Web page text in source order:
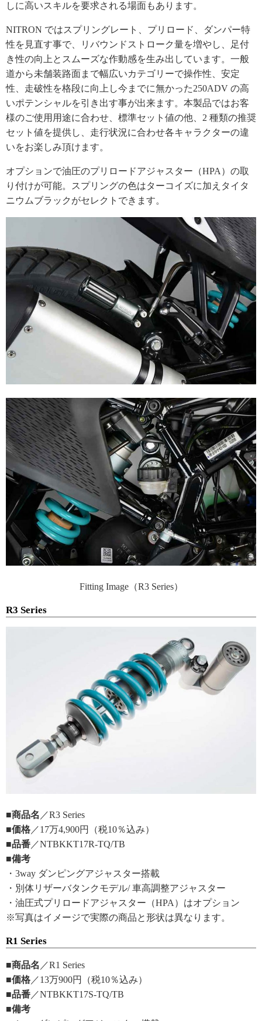
しに高いスキルを要求される場面もあります。
NITRON ではスプリングレート、プリロード、ダンパー特
性を見直す事で、リバウンドストローク量を増やし、足付
き性の向上とスムーズな作動感を生み出しています。一般
道から未舗装路面まで幅広いカテゴリーで操作性、安定
性、走破性を格段に向上し今までに無かった250ADV の高
いポテンシャルを引き出す事が出来ます。本製品ではお客
様のご使用用途に合わせ、標準セット値の他、2 種類の推奨
セット値を提供し、走行状況に合わせ各キャラクターの違
いをお楽しみ頂けます。
オプションで油圧のプリロードアジャスター（HPA）の取
り付けが可能。スプリングの色はターコイズに加えタイタ
ニウムブラックがセレクトできます。
Fitting Image（R3 Series）
R3 Series
■商品名 ／R3 Series
■価格 ／17万4,900円（税10％込み）
■品番 ／NTBKKT17R-TQ/TB
■備考
・3way ダンピングアジャスター搭載
・別体リザーバタンクモデル/ 車高調整アジャスター
・油圧式プリロードアジャスター（HPA）はオプション
※写真はイメージで実際の商品と形状は異なります。
R1 Series
■商品名 ／R1 Series
■価格 ／13万900円（税10％込み）
■品番 ／NTBKKT17S-TQ/TB
■備考